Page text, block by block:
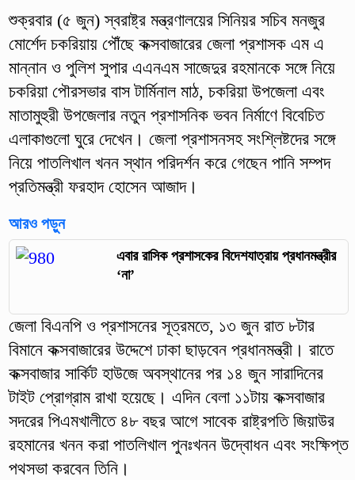
শুক্রবার (৫ জুন) স্বরাষ্ট্র মন্ত্রণালয়ের সিনিয়র সচিব মনজুর
মোর্শেদ চকরিয়ায় পৌঁছে কক্সবাজারের জেলা প্রশাসক এম এ
মান্নান ও পুলিশ সুপার এএনএম সাজেদুর রহমানকে সঙ্গে নিয়ে
চকরিয়া পৌরসভার বাস টার্মিনাল মাঠ, চকরিয়া উপজেলা এবং
মাতামুহুরী উপজেলার নতুন প্রশাসনিক ভবন নির্মাণে বিবেচিত
এলাকাগুলো ঘুরে দেখেন। জেলা প্রশাসনসহ সংশ্লিষ্টদের সঙ্গে
নিয়ে পাতলিখাল খনন স্থান পরিদর্শন করে গেছেন পানি সম্পদ
প্রতিমন্ত্রী ফরহাদ হোসেন আজাদ।
আরও পড়ুন
এবার রাসিক প্রশাসকের বিদেশযাত্রায় প্রধানমন্ত্রীর
‘না’
জেলা বিএনপি ও প্রশাসনের সূত্রমতে, ১৩ জুন রাত ৮টার
বিমানে কক্সবাজারের উদ্দেশে ঢাকা ছাড়বেন প্রধানমন্ত্রী। রাতে
কক্সবাজার সার্কিট হাউজে অবস্থানের পর ১৪ জুন সারাদিনের
টাইট প্রোগ্রাম রাখা হয়েছে। এদিন বেলা ১১টায় কক্সবাজার
সদরের পিএমখালীতে ৪৮ বছর আগে সাবেক রাষ্ট্রপতি জিয়াউর
রহমানের খনন করা পাতলিখাল পুনঃখনন উদ্বোধন এবং সংক্ষিপ্ত
পথসভা করবেন তিনি।